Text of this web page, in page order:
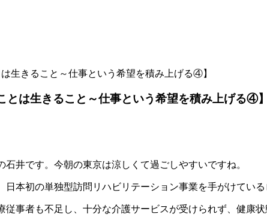
生きること～仕事という希望を積み上げる④】
とは生きること～仕事という希望を積み上げる④】
井です。今朝の東京は涼しくて過ごしやすいですね。
本初の単独型訪問リハビリテーション事業を手がけてい
事者も不足し、十分な介護サービスが受けられず、健康状